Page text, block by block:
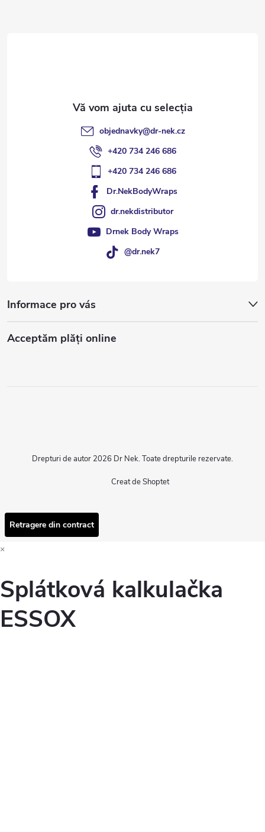
objednavky@dr-nek.cz
+420 734 246 686
+420 734 246 686
Dr.NekBodyWraps
dr.nekdistributor
Drnek Body Wraps
@dr.nek7
Informace pro vás
Acceptăm plăţi online
Creat de Shoptet
Drepturi de autor 2026 Dr Nek. Toate drepturile rezervate.
Retragere din contract
×
Splátková kalkulačka
ESSOX